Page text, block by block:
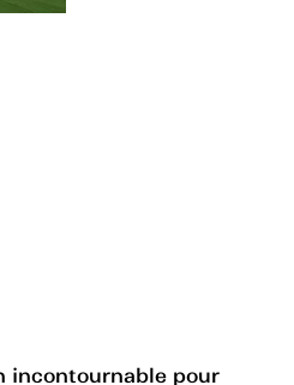
incontournable pour